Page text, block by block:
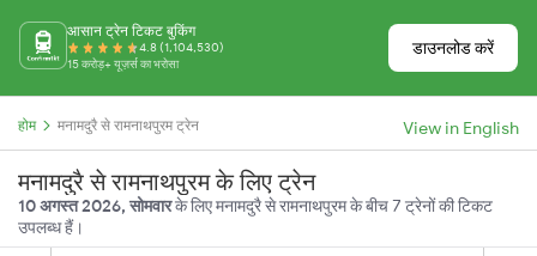
आसान ट्रेन टिकट बुकिंग
4.8 (1,104,530)
15 करोड़+ यूज़र्स का भरोसा
डाउनलोड करें
होम मनामदुरै से रामनाथपुरम ट्रेन View in English
मनामदुरै से रामनाथपुरम के लिए ट्रेन
10 अगस्त 2026, सोमवारके लिए मनामदुरै से रामनाथपुरम के बीच 7 ट्रेनों की टिकट
उपलब्ध हैं।